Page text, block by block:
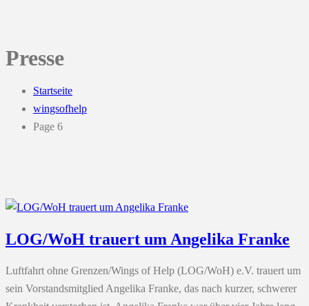
Presse
Startseite
wingsofhelp
Page 6
LOG/WoH trauert um Angelika Franke
Luftfahrt ohne Grenzen/Wings of Help (LOG/WoH) e.V. trauert um
sein Vorstandsmitglied Angelika Franke, das nach kurzer, schwerer